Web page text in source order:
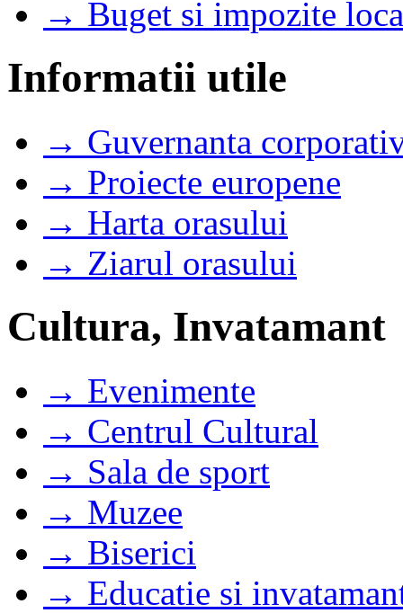
→ Buget si impozite
Informatii utile
→ Guvernanta
→ Proiecte europene
→ Harta orasului
→ Ziarul orasului
Cultura, Invatamant
→ Evenimente
→ Centrul Cultural
→ Sala de sport
→ Muzee
→ Biserici
→ Educatie si